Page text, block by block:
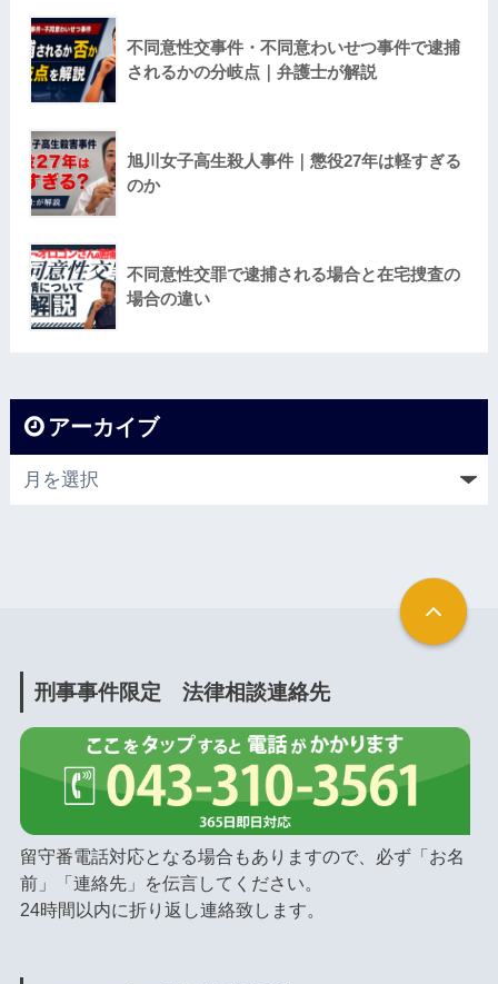
不同意性交事件・不同意わいせつ事件で逮捕
されるかの分岐点｜弁護士が解説
旭川女子高生殺人事件｜懲役27年は軽すぎる
のか
不同意性交罪で逮捕される場合と在宅捜査の
場合の違い
アーカイブ
刑事事件限定 法律相談連絡先
留守番電話対応となる場合もありますので、必ず「お名
前」「連絡先」を伝言してください。
24時間以内に折り返し連絡致します。